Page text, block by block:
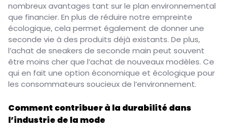
nombreux avantages tant sur le plan environnemental
que financier. En plus de réduire notre empreinte
écologique, cela permet également de donner une
seconde vie à des produits déjà existants. De plus,
l’achat de sneakers de seconde main peut souvent
être moins cher que l’achat de nouveaux modèles. Ce
qui en fait une option économique et écologique pour
les consommateurs soucieux de l’environnement.
Comment contribuer à la durabilité dans
l’industrie de la mode